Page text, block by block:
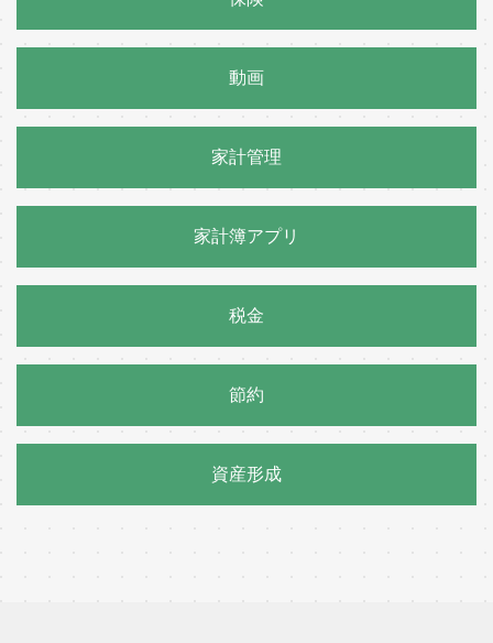
動画
家計管理
家計簿アプリ
税金
節約
資産形成